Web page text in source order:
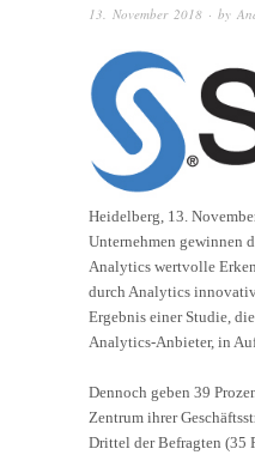
13. November 2018 · by
Heidelberg, 13.
Unternehmen gewinnen
Analytics wertvolle
durch Analytics
Ergebnis einer Studie,
Analytics-Anbieter, in
Dennoch geben 39
Zentrum ihrer
Drittel der Befragten (35